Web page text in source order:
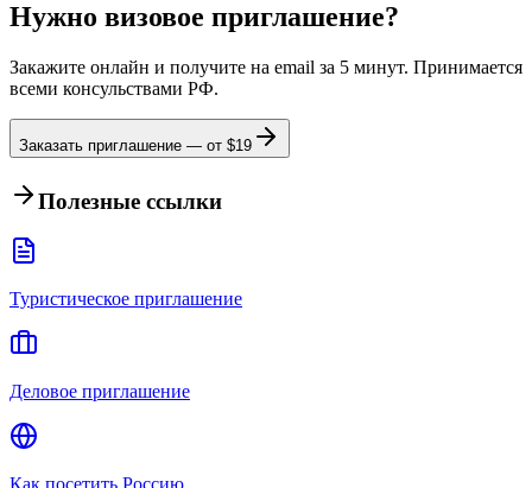
Нужно визовое приглашение?
Закажите онлайн и получите на email за 5 минут. Принимается
всеми консульствами РФ.
Заказать приглашение — от $19
Полезные ссылки
Туристическое приглашение
Деловое приглашение